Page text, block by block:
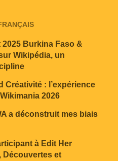
Burkina Faso &
Wikipédia, un
Créativité : l’expérience
2026
a déconstruit mes biais
à Edit Her
Découvertes et